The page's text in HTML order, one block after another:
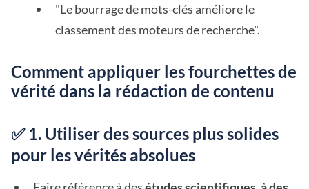
"Le bourrage de mots-clés améliore le
classement des moteurs de recherche".
Comment appliquer les fourchettes de
vérité dans la rédaction de contenu
✅ 1. Utiliser des sources plus solides
pour les vérités absolues